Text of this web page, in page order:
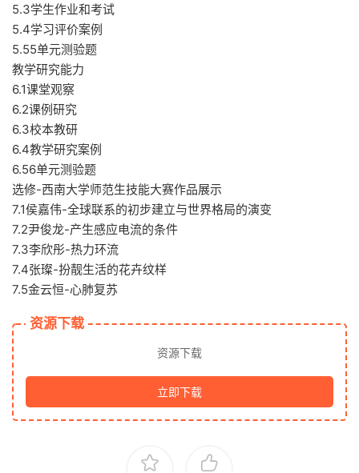
5.3学生作业和考试
5.4学习评价案例
5.55单元测验题
教学研究能力
6.1课堂观察
6.2课例研究
6.3校本教研
6.4教学研究案例
6.56单元测验题
选修-西南大学师范生技能大赛作品展示
7.1侯嘉伟-全球联系的初步建立与世界格局的演变
7.2尹俊龙-产生感应电流的条件
7.3李欣彤-热力环流
7.4张璨-扮靓生活的花卉纹样
7.5金云恒-心肺复苏
资源下载
资源下载
立即下载